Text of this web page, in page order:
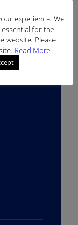
experience. We
for the
website. Please
Read More